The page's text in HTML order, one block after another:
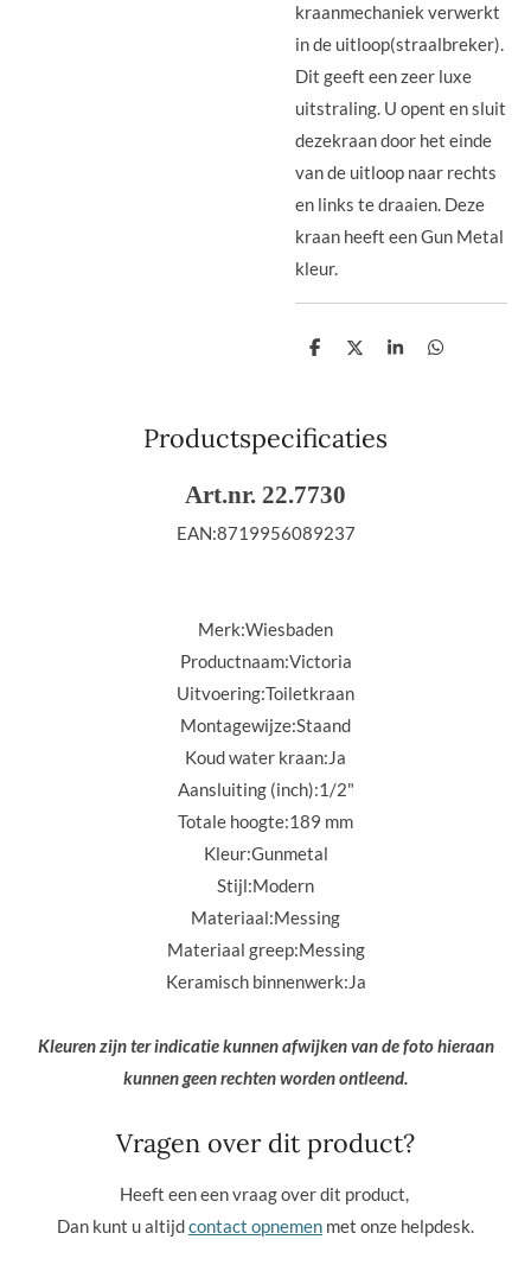
kraanmechaniek verwerkt
in de uitloop(straalbreker).
Dit geeft een zeer luxe
uitstraling. U opent en sluit
dezekraan door het einde
van de uitloop naar rechts
en links te draaien. Deze
kraan heeft een Gun Metal
kleur.
D
n
D
S
D
Productspecificaties
Art.nr. 22.7730
EAN:8719956089237
Merk:Wiesbaden
Productnaam:Victoria
Uitvoering:Toiletkraan
Montagewijze:Staand
Koud water kraan:Ja
Aansluiting (inch):1/2"
Totale hoogte:189 mm
Kleur:Gunmetal
Stijl:Modern
Materiaal:Messing
Materiaal greep:Messing
Keramisch binnenwerk:Ja
Kleuren zijn ter indicatie kunnen afwijken van de foto hieraan
kunnen geen rechten worden ontleend.
Vragen over dit product?
Heeft een een vraag over dit product,
Dan kunt u altijdcontact opnemen met onze helpdesk.